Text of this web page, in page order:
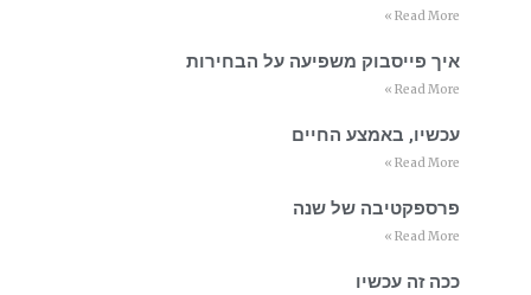
Read More »
איך פייסבוק משפיעה על הבחירות
Read More »
עכשיו, באמצע החיים
Read More »
פרספקטיבה של שנה
Read More »
ככה זה עכשיו